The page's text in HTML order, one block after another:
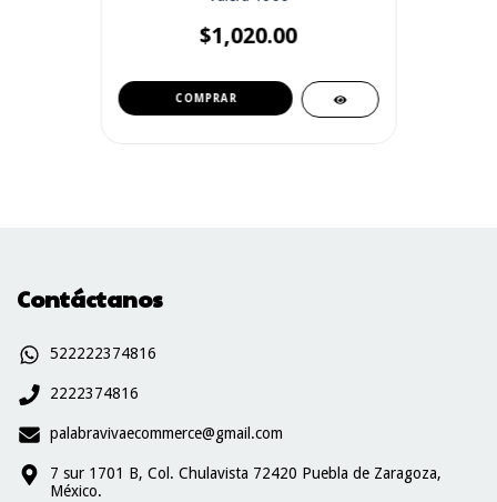
$1,020.00
Contáctanos
522222374816
2222374816
palabravivaecommerce@gmail.com
7 sur 1701 B, Col. Chulavista 72420 Puebla de Zaragoza,
México.